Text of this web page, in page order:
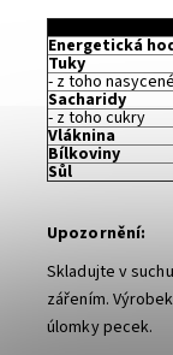
Energetická
Tuky
- z toho
Sacharidy
- z toho cukry
Vláknina
Bílkoviny
Sůl
Upozornění:
Skladujte v
zářením.
úlomky pecek.